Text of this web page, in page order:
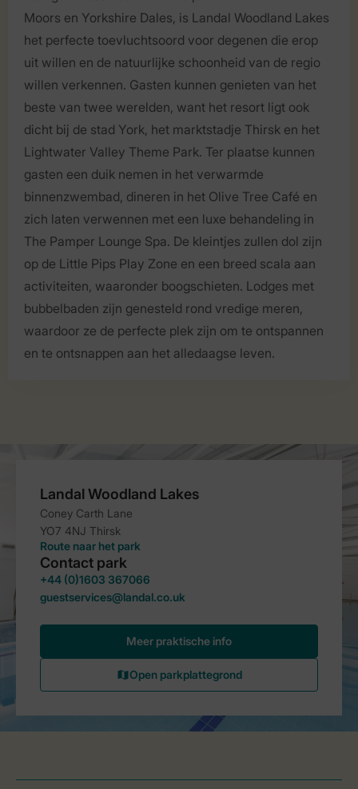
Moors en Yorkshire Dales, is Landal Woodland Lakes
het perfecte toevluchtsoord voor degenen die erop
uit willen en de natuurlijke schoonheid van de regio
willen verkennen. Gasten kunnen genieten van het
beste van twee werelden, want het resort ligt ook
dicht bij de stad York, het marktstadje Thirsk en het
Lightwater Valley Theme Park. Ter plaatse kunnen
gasten een duik nemen in het verwarmde
binnenzwembad, dineren in het Olive Tree Café en
zich laten verwennen met een luxe behandeling in
The Pamper Lounge Spa. De kleintjes zullen dol zijn
op de Little Pips Play Zone en een breed scala aan
activiteiten, waaronder boogschieten. Lodges met
bubbelbaden zijn genesteld rond vredige meren,
waardoor ze de perfecte plek zijn om te ontspannen
en te ontsnappen aan het alledaagse leven.